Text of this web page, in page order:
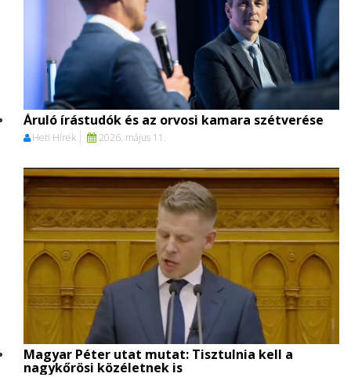
Áruló írástudók és az orvosi kamara szétverése
Heti Hírek 2026. május 11.
Magyar Péter utat mutat: Tisztulnia kell a
nagykőrösi közéletnek is